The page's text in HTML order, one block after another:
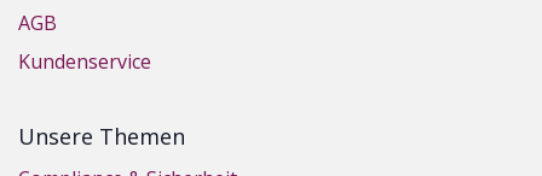
AGB
Kundenservice
Unsere Themen